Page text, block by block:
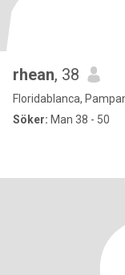
rhean, 38
Floridablanca,
Söker: Man 38 - 50